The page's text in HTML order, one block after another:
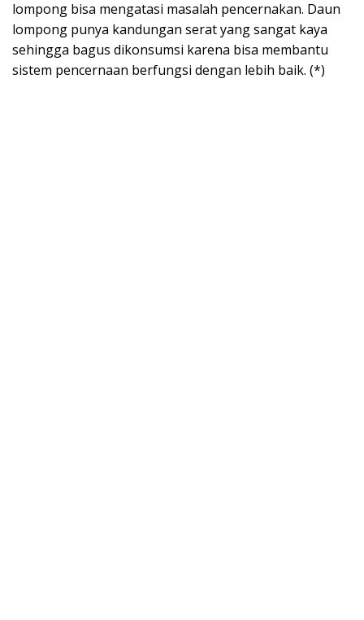
lompong bisa mengatasi masalah pencernakan. Daun
lompong punya kandungan serat yang sangat kaya
sehingga bagus dikonsumsi karena bisa membantu
sistem pencernaan berfungsi dengan lebih baik. (*)